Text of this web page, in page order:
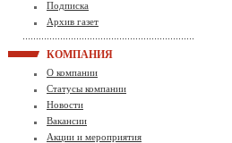
Подписка
Архив газет
КОМПАНИЯ
О компании
Статусы компании
Новости
Вакансии
Акции и мероприятия